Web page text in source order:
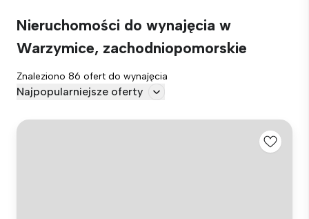
Nieruchomości do wynajęcia w
Warzymice, zachodniopomorskie
Znaleziono 86 ofert do wynajęcia
Najpopularniejsze oferty